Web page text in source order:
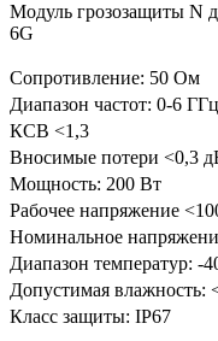
Модуль грозозащиты N
6G
Сопротивление: 50 Ом
Диапазон частот: 0-6 ГГц
КСВ <1,3
Вносимые потери <0,3
Мощность: 200 Вт
Рабочее напряжение
Номинальное
Диапазон температур: -
Допустимая влажность:
Класс защиты: IP67